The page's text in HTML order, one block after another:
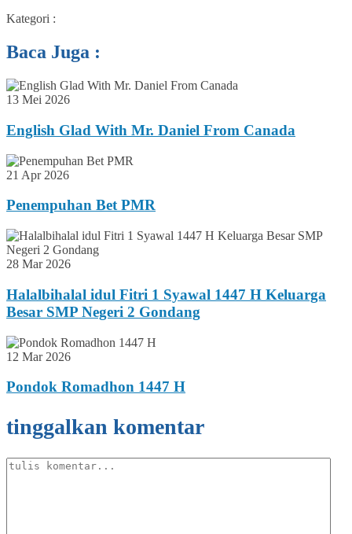
Kategori :
Baca Juga :
13 Mei 2026
English Glad With Mr. Daniel From Canada
21 Apr 2026
Penempuhan Bet PMR
28 Mar 2026
Halalbihalal idul Fitri 1 Syawal 1447 H Keluarga
Besar SMP Negeri 2 Gondang
12 Mar 2026
Pondok Romadhon 1447 H
tinggalkan komentar